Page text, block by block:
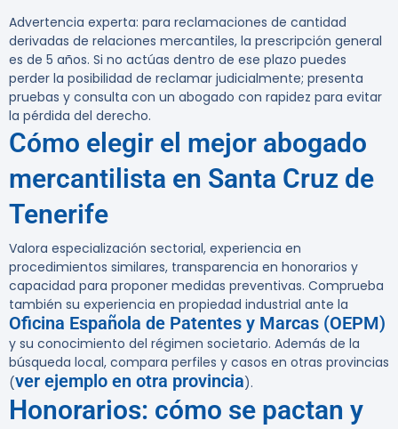
Advertencia experta: para reclamaciones de cantidad
derivadas de relaciones mercantiles, la prescripción general
es de 5 años. Si no actúas dentro de ese plazo puedes
perder la posibilidad de reclamar judicialmente; presenta
pruebas y consulta con un abogado con rapidez para evitar
la pérdida del derecho.
Cómo elegir el mejor abogado
mercantilista en Santa Cruz de
Tenerife
Valora especialización sectorial, experiencia en
procedimientos similares, transparencia en honorarios y
capacidad para proponer medidas preventivas. Comprueba
también su experiencia en propiedad industrial ante la
Oficina Española de Patentes y Marcas (OEPM)
y su conocimiento del régimen societario. Además de la
búsqueda local, compara perfiles y casos en otras provincias
(ver ejemplo en otra provincia).
Honorarios: cómo se pactan y